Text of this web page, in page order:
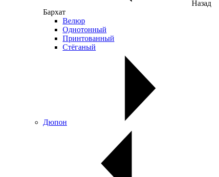
Назад
Бархат
Велюр
Однотонный
Принтованный
Стёганый
Дюпон